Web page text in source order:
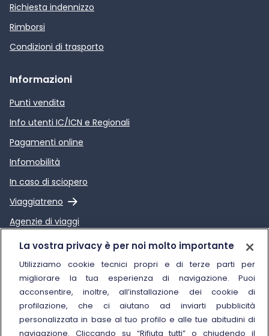
Richiesta indennizzo
Rimborsi
Condizioni di trasporto
Informazioni
Punti vendita
Info utenti IC/ICN e Regionali
Pagamenti online
Infomobilità
In caso di sciopero
Viaggiatreno
Link esterno
Agenzie di viaggi
Relazione sulla Qualità dei
servizi di Trenitalia
Link esterno
Trenitalia
Chi siamo
Sostenibilità
La vostra privacy è per noi molto importante
Utilizziamo cookie tecnici propri e di terze parti per
migliorare la tua esperienza di navigazione. Puoi
acconsentire, inoltre, all’installazione dei cookie di
profilazione, che ci aiutano ad inviarti pubblicità
personalizzata in base al tuo profilo e alle tue abitudini di
navigazione. Cliccando su “Rifiuta tutti” o chiudendo il